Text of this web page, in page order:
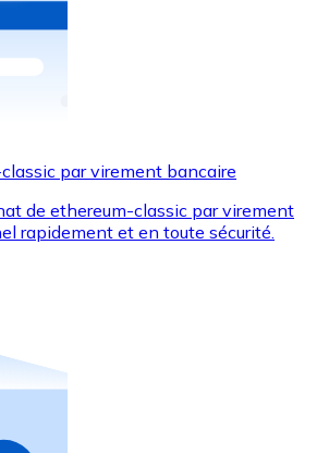
à votre compte Bitnovo ou
Visa et Mastercard pour acheter
cadeaux de vos marques
de cartes-cadeaux
par virement bancaire
de ethereum-classic par virement
rapidement et en toute sécurité.